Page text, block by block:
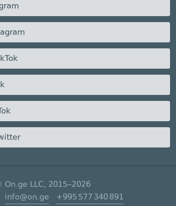
On.ge LLC, 2015–2026
info@on.ge +995 577 340 891